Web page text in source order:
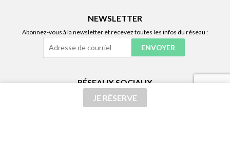
NEWSLETTER
Abonnez-vous à la newsletter et recevez toutes les infos du réseau :
RÉSEAUX SOCIAUX